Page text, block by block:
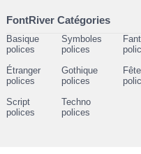
FontRiver Catégories
Basique
polices
Symboles
polices
Étranger
polices
Gothique
polices
Script
polices
Techno
polices